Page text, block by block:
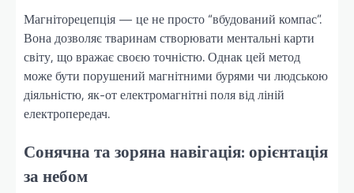
Магніторецепція — це не просто “вбудований компас”.
Вона дозволяє тваринам створювати ментальні карти
світу, що вражає своєю точністю. Однак цей метод
може бути порушений магнітними бурями чи людською
діяльністю, як-от електромагнітні поля від ліній
електропередач.
Сонячна та зоряна навігація: орієнтація
за небом